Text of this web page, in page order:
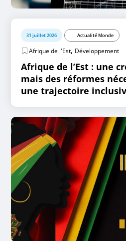
31 juillet 2026 Actualité Monde
Afrique de l'Est, Développement
Afrique de l’Est : une
mais des réformes
une trajectoire